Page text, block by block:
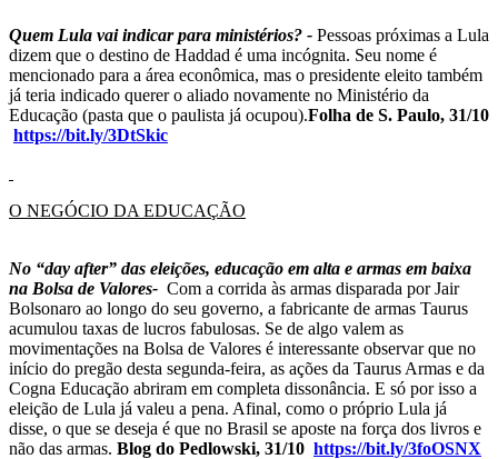
Quem Lula vai indicar para ministérios? - Pessoas próximas a Lula
dizem que o destino de Haddad é uma incógnita. Seu nome é
mencionado para a área econômica, mas o presidente eleito também
já teria indicado querer o aliado novamente no Ministério da
Educação (pasta que o paulista já ocupou).Folha de S. Paulo, 31/10
https://bit.ly/3DtSkic
O NEGÓCIO DA EDUCAÇÃO
No “day after” das eleições, educação em alta e armas em baixa
na Bolsa de Valores- Com a corrida às armas disparada por Jair
Bolsonaro ao longo do seu governo, a fabricante de armas Taurus
acumulou taxas de lucros fabulosas. Se de algo valem as
movimentações na Bolsa de Valores é interessante observar que no
início do pregão desta segunda-feira, as ações da Taurus Armas e da
Cogna Educação abriram em completa dissonância. E só por isso a
eleição de Lula já valeu a pena. Afinal, como o próprio Lula já
disse, o que se deseja é que no Brasil se aposte na força dos livros e
não das armas. Blog do Pedlowski, 31/10 https://bit.ly/3foOSNX